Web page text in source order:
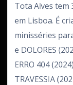
Tota Alves tem
em Lisboa. É
minisséries
e DOLORES
ERRO 404
TRAVESSIA